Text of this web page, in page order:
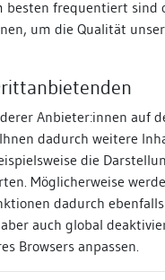
besten frequentiert sind
um die Qualität
Anbieter:innen auf
dadurch weitere
die
Möglicherweise
dadurch ebenfalls
auch global
Browsers anpassen.